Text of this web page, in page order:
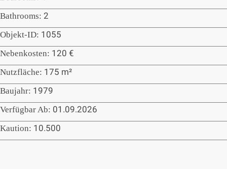
Bathrooms: 2
Objekt-ID: 1055
Nebenkosten: 120 €
Nutzfläche: 175 m²
Baujahr: 1979
Verfügbar Ab: 01.09.2026
Kaution: 10.500